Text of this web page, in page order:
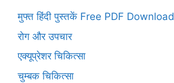
मुफ्त हिंदी पुस्तकें Free PDF Download
रोग और उपचार
एक्यूप्रेशर चिकित्सा
चुम्बक चिकित्सा